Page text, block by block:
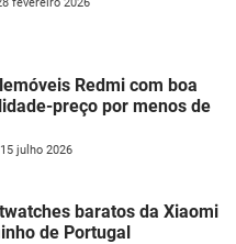
Redmi com boa
preço por menos de
15 julho 2026
baratos da Xiaomi
de Portugal